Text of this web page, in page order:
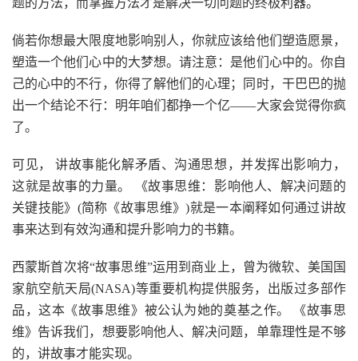
题的方法，而掌握方法才是解决一切问题的终极利器。
倘若你想最大限度地影响别人，你就应该给他们塑造愿景，
塑造一个他们心中的大梦想。请注意：是他们心中的。你自
己的心中的不行，你得了解他们的心理；同时，干巴巴的抛
出一个结论不行：明年咱们都挣一个亿——大家会觉得你疯
了。
可见， 讲故事能化解矛盾、沟通思想，并发挥出影响力，
这就是故事的力量。 《故事思维：影响他人、解决问题的
关键技能》(简称《故事思维》)就是一本阐释如何通过讲故
事来达到有效沟通和提升影响力的书籍。
西蒙斯首次将“故事思维”运用到商业上，曾为微软、美国国
家航空航天局(NASA)等重要机构提供服务，出版过多部作
品，这本《故事思维》被公认为她的奠基之作。 《故事思
维》告诉我们，想要影响他人、解决问题，单靠理性是不够
的，讲故事才能实现。